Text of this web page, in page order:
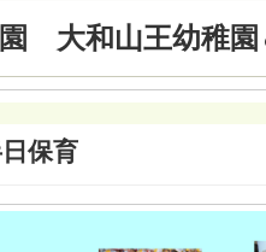
大和山王幼稚園
保育